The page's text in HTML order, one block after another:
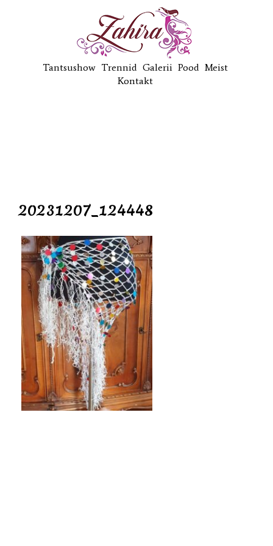
Tantsushow Trennid Galerii Pood Meist
Kontakt
20231207_124448